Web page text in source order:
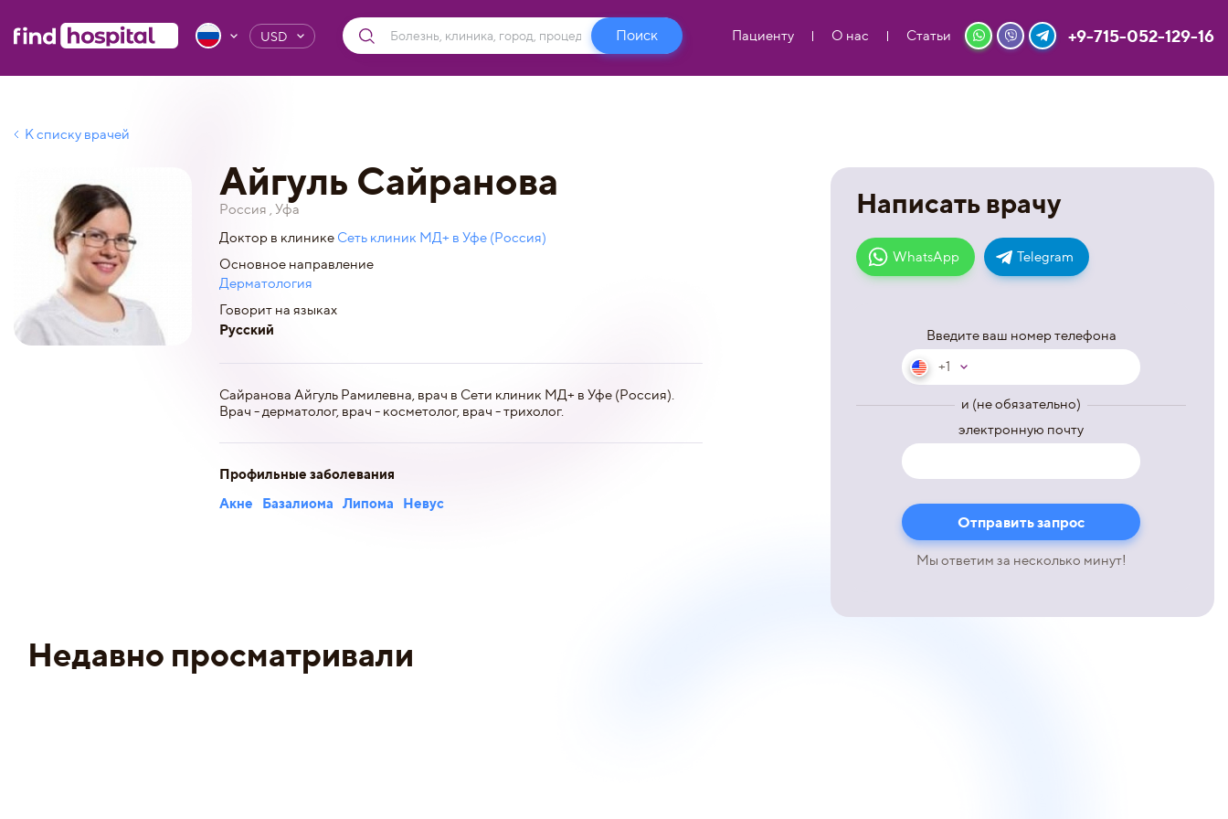
USD Пациенту О нас Статьи +9-715-052-129-16
К списку врачей
Написать врачу
WhatsApp Telegram
Введите ваш номер телефона
+1
и (не обязательно)
электронную почту
Мы ответим за несколько минут!
Айгуль Сайранова
Россия , Уфа
Доктор в клинике Сеть клиник МД+ в Уфе (Россия)
Основное направление
Дерматология
Говорит на языках
Русский
Сайранова Айгуль Рамилевна, врач в Сети клиник МД+ в Уфе (Россия).
Врач - дерматолог, врач - косметолог, врач - трихолог.
Профильные заболевания
Акне
Базалиома Липома Невус
Недавно просматривали